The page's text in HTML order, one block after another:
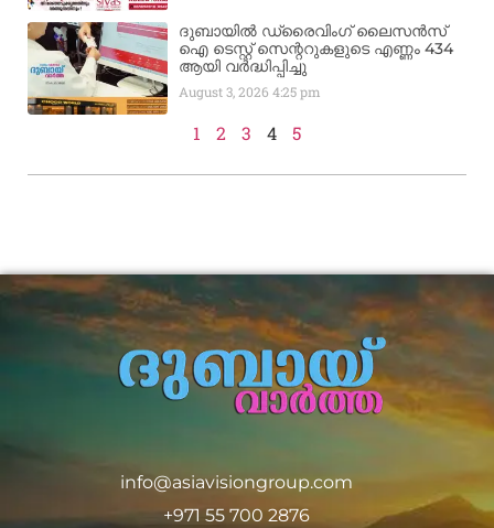
ദുബായിൽ ഡ്രൈവിംഗ് ലൈസൻസ്
ഐ ടെസ്റ്റ് സെന്ററുകളുടെ എണ്ണം 434
ആയി വർദ്ധിപ്പിച്ചു
August 3, 20264:25 pm
1 2 3 4 5
info@asiavisiongroup.com
+971 55 700 2876